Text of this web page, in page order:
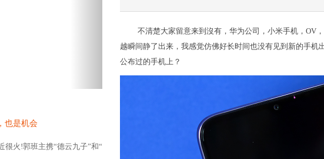
也是机会
很火!郭班主携“德云九子”和“师娘”于谦，与前《极限挑战》导演严敏...
不清楚大家留意来到沒有，华为公司，小米手机，OV
越瞬间静了出来，我感觉仿佛好长时间也没有见到新的手
公布过的手机上？